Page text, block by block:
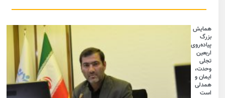
همایش
بزرگ
پیاده‌روی
اربعین
تجلی
وحدت،
ایمان و
همدلی
است